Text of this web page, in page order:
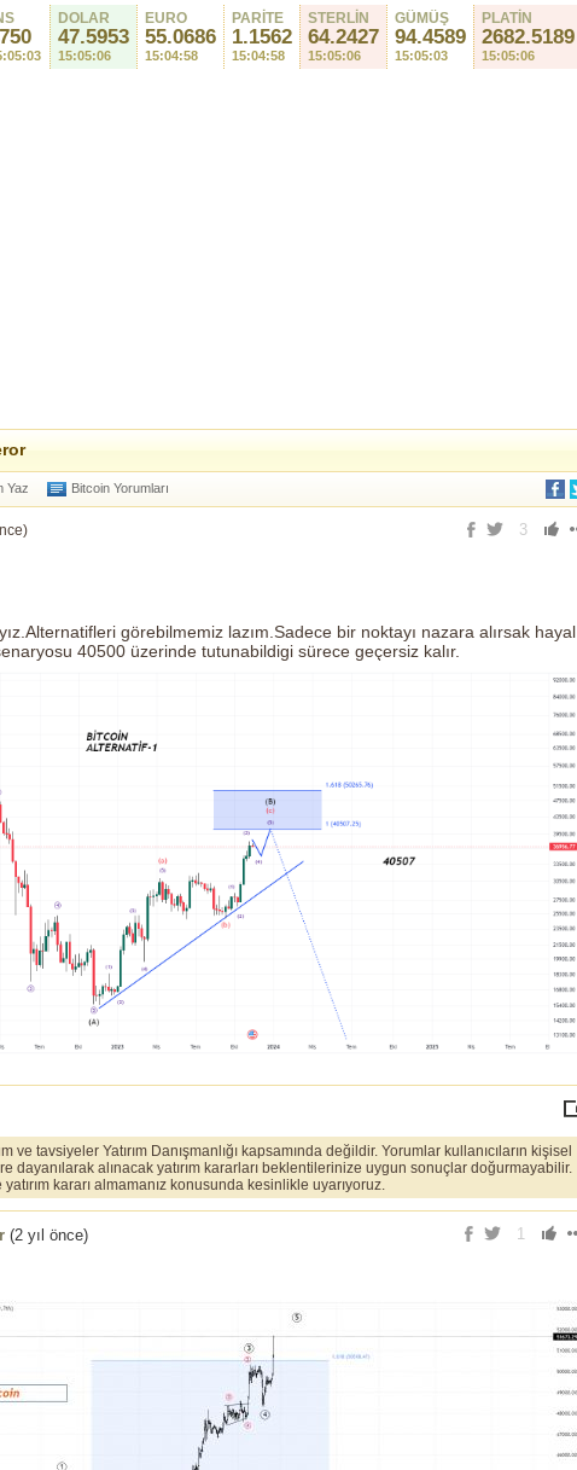
DOLAR
47.5953
15:05:06
EURO
55.0686
15:04:58
PARİTE
1.1562
15:04:58
STERLİN
64.2427
15:05:06
GÜMÜŞ
94.4589
15:05:03
PLATİN
2682.5189
15:05:06
Yaz Bitcoin Yorumları
)
3
görebilmemiz lazım.Sadece bir noktayı nazara alırsak hayal
40500 üzerinde tutunabildigi sürece geçersiz kalır.
tavsiyeler Yatırım Danışmanlığı kapsamında değildir. Yorumlar kullanıcıların kişisel
dayanılarak alınacak yatırım kararları beklentilerinize uygun sonuçlar doğurmayabilir.
yatırım kararı almamanız konusunda kesinlikle uyarıyoruz.
1
(2 yıl önce)